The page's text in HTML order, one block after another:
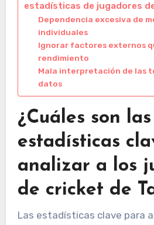
estadísticas de jugadores
Dependencia excesiva de
individuales
Ignorar factores externos
rendimiento
Mala interpretación de las
datos
¿Cuáles son las
estadísticas
analizar a los
de cricket de
Las estadísticas clave para